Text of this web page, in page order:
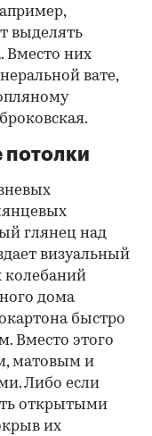
выделять
Вместо них
вате,
потолки
глянец над
визуальный
колебаний
дома
быстро
Вместо этого
матовым и
Либо если
открытыми
их